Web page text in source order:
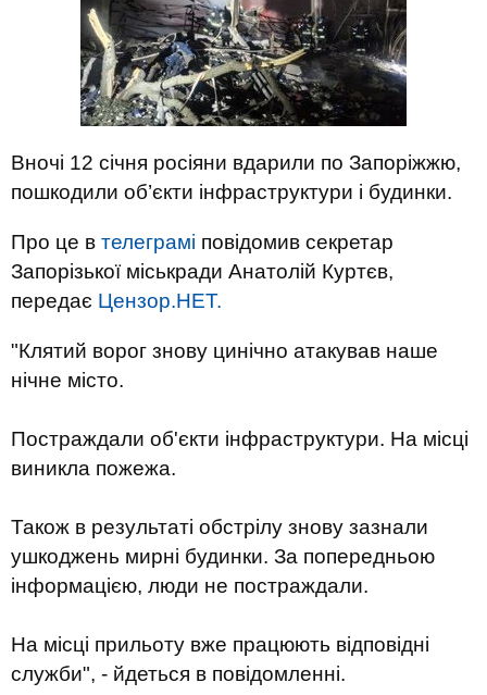
Вночі 12 січня росіяни вдарили по Запоріжжю,
пошкодили об’єкти інфраструктури і будинки.
Про це в телеграмі повідомив секретар
Запорізької міськради Анатолій Куртєв,
передає Цензор.НЕТ.
"Клятий ворог знову цинічно атакував наше
нічне місто.
Постраждали об'єкти інфраструктури. На місці
виникла пожежа.
Також в результаті обстрілу знову зазнали
ушкоджень мирні будинки. За попередньою
інформацією, люди не постраждали.
На місці прильоту вже працюють відповідні
служби", - йдеться в повідомленні.